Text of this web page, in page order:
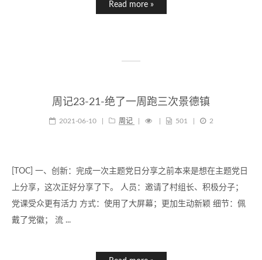
Read more »
周记23-21-绝了一周跑三次景德镇
2021-06-10 周记 501 2
[TOC] 一、创新：完成一次主题党日分享之前本来是想在主题党日
上分享，这次正好分享了下。 人员：邀请了村组长、积极分子；
党课受众更有活力 方式：使用了大屏幕；更加生动新颖 细节：佩
戴了党徽； 流 ...